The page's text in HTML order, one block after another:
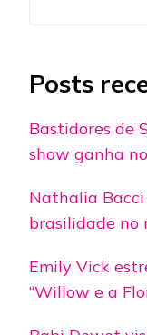
Posts
Bastidores de
show ganha
Nathalia
brasilidade no
Emily Vick
“Willow e a